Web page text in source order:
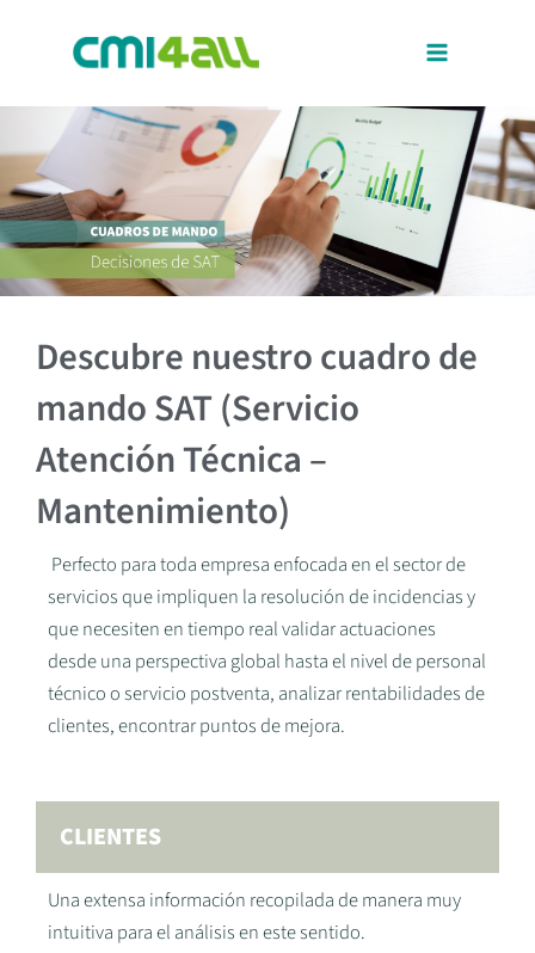
Descubre nuestro cuadro de
mando SAT (Servicio
Atención Técnica –
Mantenimiento)
Perfecto para toda empresa enfocada en el sector de
servicios que impliquen la resolución de incidencias y
que necesiten en tiempo real validar actuaciones
desde una perspectiva global hasta el nivel de personal
técnico o servicio postventa, analizar rentabilidades de
clientes, encontrar puntos de mejora.
CLIENTES
Una extensa información recopilada de manera muy
intuitiva para el análisis en este sentido.